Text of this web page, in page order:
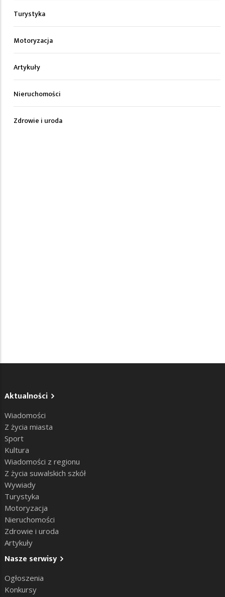
Turystyka
Motoryzacja
Artykuły
Nieruchomości
Zdrowie i uroda
Aktualności
Wiadomości
Z życia miasta
Sport
Kultura
Wiadomości z regionu
Z życia suwalskich szkół
Wywiady
Turystyka
Motoryzacja
Nieruchomości
Zdrowie i uroda
Artykuły
Nasze serwisy
Ogłoszenia
Konkursy